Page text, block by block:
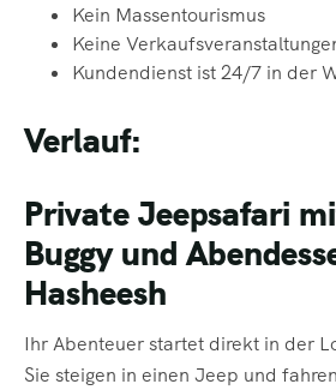
Kein Massentourismus
Keine
Kundendienst ist 24/7 in der
Verlauf:
Private Jeepsafari
Buggy und
Hasheesh
Ihr Abenteuer startet direkt in der
Sie steigen in einen Jeep und